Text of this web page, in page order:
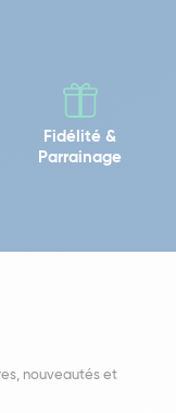
Fidélité &
Parrainage
nouveautés et